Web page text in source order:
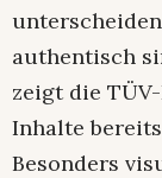
authentisch
zeigt die
Inhalte
Besonders